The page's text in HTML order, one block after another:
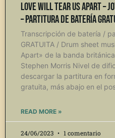
Love Will Tear Us Apart –
– Partitura de Batería
Transcripción de batería /
GRATUITA / Drum sheet
Apart» de la banda
Stephen Morris Nivel de
descargar la partitura en
gratuita, más abajo en el
READ MORE »
24/06/2023 1 comentario